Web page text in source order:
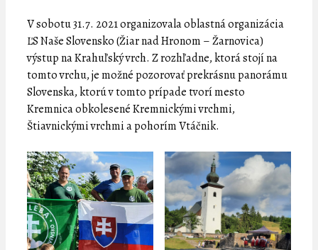
V sobotu 31.7. 2021 organizovala oblastná organizácia
ĽS Naše Slovensko (Žiar nad Hronom – Žarnovica)
výstup na Krahuľský vrch. Z rozhľadne, ktorá stojí na
tomto vrchu, je možné pozorovať prekrásnu panorámu
Slovenska, ktorú v tomto prípade tvorí mesto
Kremnica obkolesené Kremnickými vrchmi,
Štiavnickými vrchmi a pohorím Vtáčnik.